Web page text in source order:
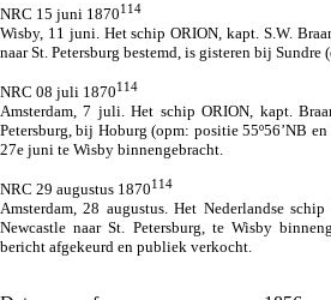
NRC 15 juni 1870114
Wisby, 11 juni. Het schip ORION, kapt. S.W.
naar St. Petersburg bestemd, is gisteren bij
NRC 08 juli 1870114
Amsterdam, 7 juli. Het schip ORION, kapt.
Petersburg, bij Hoburg (opm: positie 55º56’NB en
27e juni te Wisby binnengebracht.
NRC 29 augustus 1870114
Amsterdam, 28 augustus. Het Nederlandse
Newcastle naar St. Petersburg, te Wisby
bericht afgekeurd en publiek verkocht.